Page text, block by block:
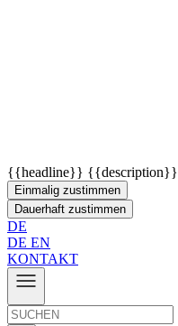
{{headline}} {{description}}
Einmalig zustimmen
Dauerhaft zustimmen
DE
DE EN
KONTAKT